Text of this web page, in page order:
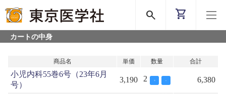
search shopping_cart
カートの中身
商品名 単価 数量 合計
小児内科55巻6号（23年6月
号）
3,190 2 + - 6,380